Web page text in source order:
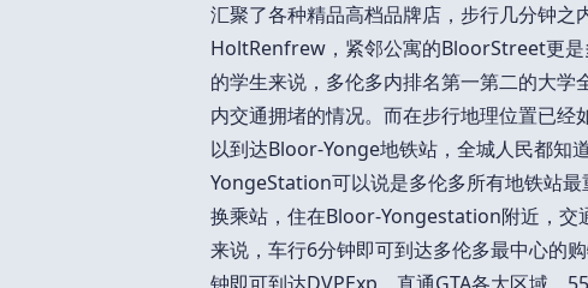
汇聚了各种精品高档品牌店，步行几分钟
HoltRenfrew，紧邻公寓的BloorStreet更是
的学生来说，多伦多内排名第一第二的大
内交通拥堵的情况。而在步行地理位置已
以到达Bloor-Yonge地铁站，全城人民都知
YongeStation可以说是多伦多所有地铁站
换乘站，住在Bloor-Yongestation附近，交
来说，车行6分钟即可到达多伦多最中心的